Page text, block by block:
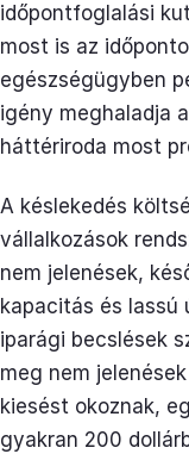
időpontfoglalási
most is az
egészségügyben
igény meghaladja
háttériroda most
A késlekedés
vállalkozások
nem jelenések,
kapacitás és
iparági becslések
meg nem
kiesést okoznak,
gyakran 200